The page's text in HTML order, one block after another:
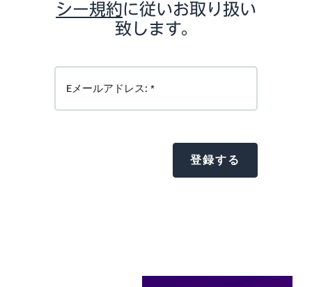
シー規約に従いお取り扱い
致します。